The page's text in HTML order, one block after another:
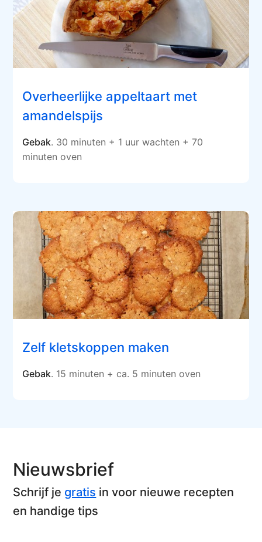
Overheerlijke appeltaart met
amandelspijs
Gebak. 30 minuten + 1 uur wachten + 70
minuten oven
Zelf kletskoppen maken
Gebak. 15 minuten + ca. 5 minuten oven
Nieuwsbrief
Schrijf je gratis in voor nieuwe recepten
en handige tips